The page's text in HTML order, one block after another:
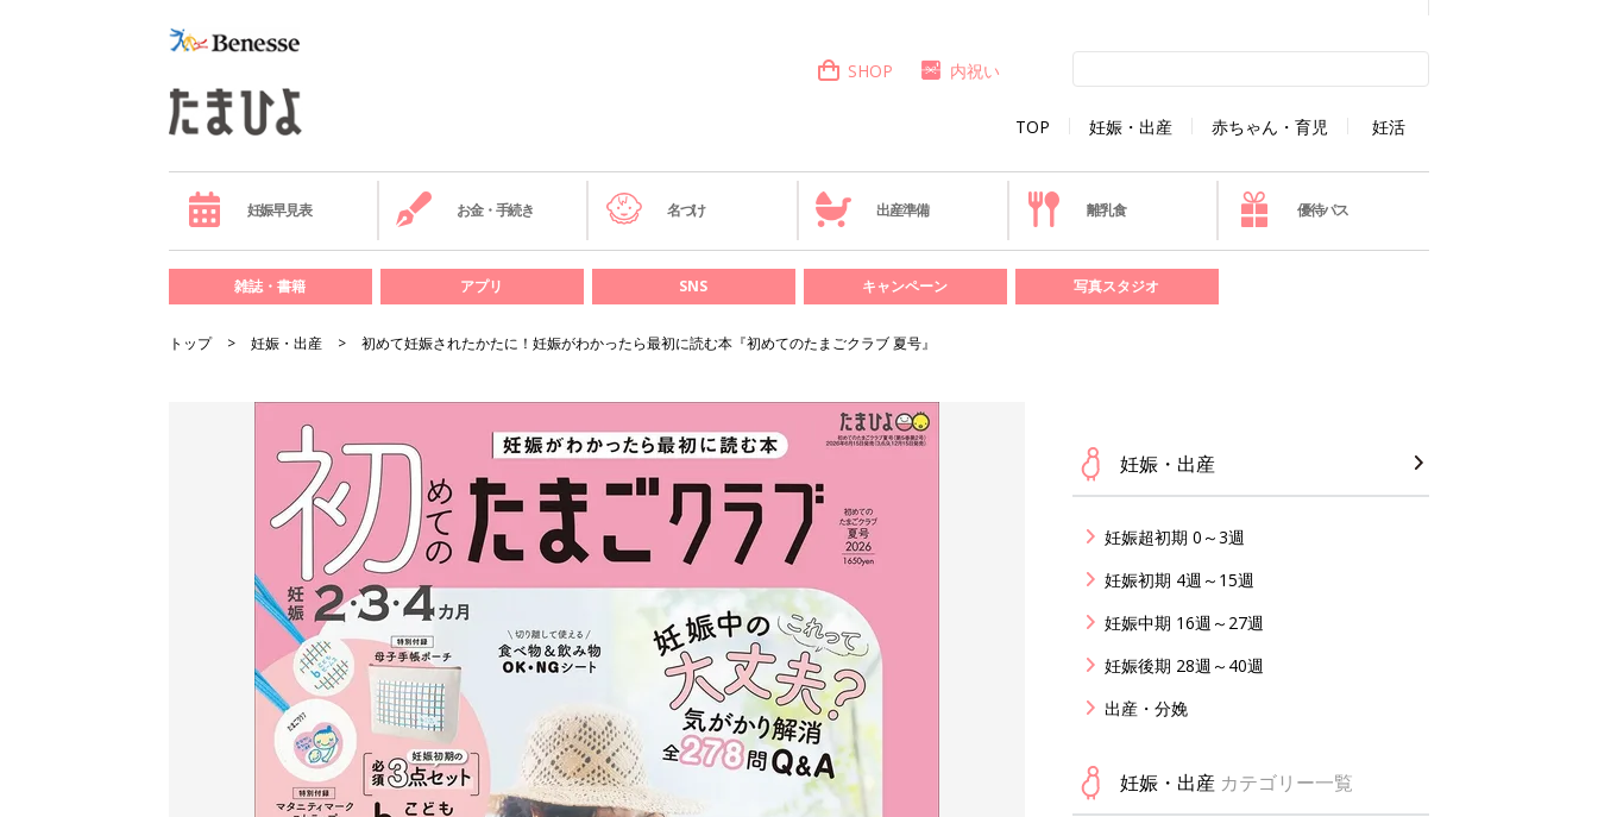
TOP 妊娠・出産 赤ちゃん・育児 妊活
SHOP 内祝い
妊娠早見表 お金・手続き 名づけ 出産準備 離乳食 優待パス
雑誌・書籍 アプリ SNS キャンペーン 写真スタジオ
トップ 妊娠・出産 初めて妊娠されたかたに！妊娠がわかったら最初に読む本『初めてのたまごクラブ 夏号』
妊娠・出産
妊娠超初期 0～3週
妊娠初期 4週～15週
妊娠中期 16週～27週
妊娠後期 28週～40週
出産・分娩
妊娠・出産 カテゴリー一覧